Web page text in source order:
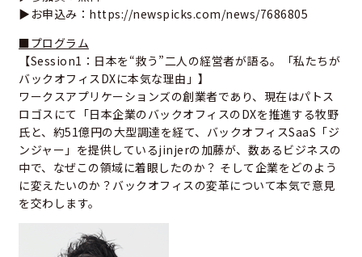
▶お申込み： https://newspicks.com/news/7686805
■プログラム
【Session1：日本を“救う”二人の経営者が語る。「私たちが
バックオフィスDXに本気な理由」】
ワークスアプリケーションズの創業者であり、現在はパトス
ロゴスにて「日本企業のバックオフィスのDXを推進する牧野
氏と、約51億円の大型調達を経て、バックオフィスSaaS「ジ
ンジャー」を提供しているjinjerの加藤が、数あるビジネスの
中で、なぜこの領域に着眼したのか？ そして企業をどのよう
に変えたいのか？バックオフィスの変革について本気で意見
を交わします。